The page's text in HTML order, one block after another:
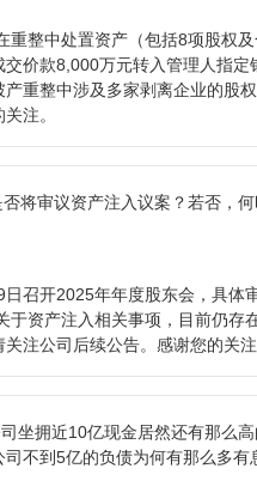
整中处置资产（包括8项股权
价款8,000万元转入管理人指定
重整中涉及多家剥离企业的股
注。
将审议资产注入议案？若否，何
召开2025年年度股东会，具体
资产注入相关事项，目前仍存
注公司后续公告。感谢您的关注
坐拥近10亿现金居然还有那么
不到5亿的负债为何有那么多有